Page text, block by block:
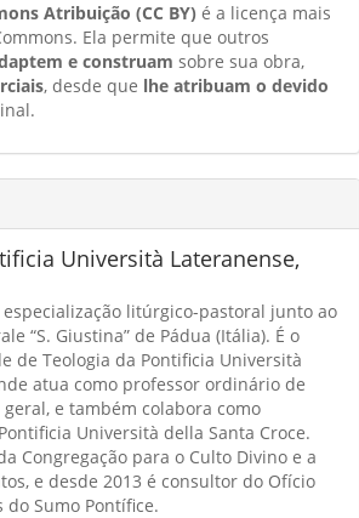
Atribuição (CC BY) é a licença mais
Ela permite que outros
e construam sobre sua obra,
, desde que lhe atribuam o devido
Università Lateranense,
litúrgico-pastoral junto ao
“S. Giustina” de Pádua (Itália). É o
de Teologia da Pontificia Università
atua como professor ordinário de
e também colabora como
Università della Santa Croce.
Congregação para o Culto Divino e a
e desde 2013 é consultor do Ofício
Sumo Pontífice.